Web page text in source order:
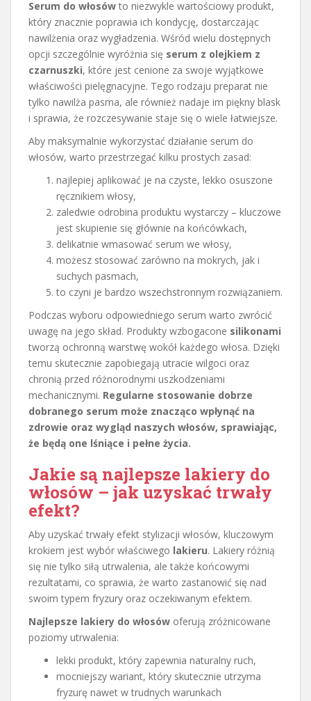
Serum do włosów to niezwykle wartościowy produkt,
który znacznie poprawia ich kondycję, dostarczając
nawilżenia oraz wygładzenia. Wśród wielu dostępnych
opcji szczególnie wyróżnia się serum z olejkiem z
czarnuszki, które jest cenione za swoje wyjątkowe
właściwości pielęgnacyjne. Tego rodzaju preparat nie
tylko nawilża pasma, ale również nadaje im piękny blask
i sprawia, że rozczesywanie staje się o wiele łatwiejsze.
Aby maksymalnie wykorzystać działanie serum do
włosów, warto przestrzegać kilku prostych zasad:
najlepiej aplikować je na czyste, lekko osuszone
ręcznikiem włosy,
zaledwie odrobina produktu wystarczy – kluczowe
jest skupienie się głównie na końcówkach,
delikatnie wmasować serum we włosy,
możesz stosować zarówno na mokrych, jak i
suchych pasmach,
to czyni je bardzo wszechstronnym rozwiązaniem.
Podczas wyboru odpowiedniego serum warto zwrócić
uwagę na jego skład. Produkty wzbogacone silikonami
tworzą ochronną warstwę wokół każdego włosa. Dzięki
temu skutecznie zapobiegają utracie wilgoci oraz
chronią przed różnorodnymi uszkodzeniami
mechanicznymi. Regularne stosowanie dobrze
dobranego serum może znacząco wpłynąć na
zdrowie oraz wygląd naszych włosów, sprawiając,
że będą one lśniące i pełne życia.
Jakie są najlepsze lakiery do
włosów – jak uzyskać trwały
efekt?
Aby uzyskać trwały efekt stylizacji włosów, kluczowym
krokiem jest wybór właściwego lakieru. Lakiery różnią
się nie tylko siłą utrwalenia, ale także końcowymi
rezultatami, co sprawia, że warto zastanowić się nad
swoim typem fryzury oraz oczekiwanym efektem.
Najlepsze lakiery do włosów oferują zróżnicowane
poziomy utrwalenia:
lekki produkt, który zapewnia naturalny ruch,
mocniejszy wariant, który skutecznie utrzyma
fryzurę nawet w trudnych warunkach